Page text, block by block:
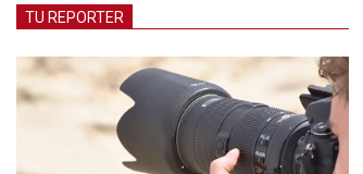
TU REPORTER